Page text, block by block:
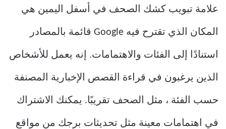
علامة تبويب كشك الصحف في أسفل اليمين هي
المكان الذي تقترح فيه Google قائمة بالمصادر
استنادًا إلى الفئات والاهتمامات. إنه يعمل للأشخاص
الذين يرغبون في قراءة القصص الإخبارية المصنفة
حسب الفئة ، مثل الصحف تقريبًا. يمكنك الاشتراك
في اهتمامات معينة مثل تحديثات برجك من مواقع